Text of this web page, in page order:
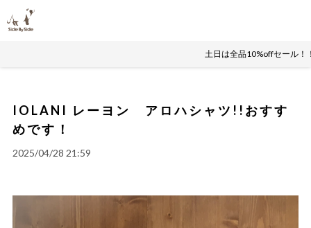
土日は全品10%offセール！
IOLANI レーヨン アロハシャツ!!おすす
めです！
2025/04/28 21:59